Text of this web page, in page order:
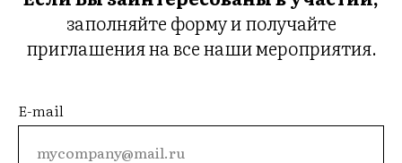
заполняйте форму и получайте
приглашения на все наши мероприятия.
E-mail